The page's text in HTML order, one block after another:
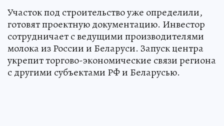
Участок под строительство уже определили,
готовят проектную документацию. Инвестор
сотрудничает с ведущими производителями
молока из России и Беларуси. Запуск центра
укрепит торгово-экономические связи региона
с другими субъектами РФ и Беларусью.